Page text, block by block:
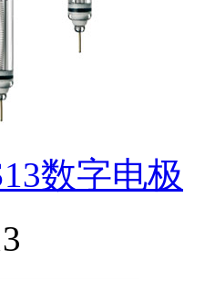
数字电极